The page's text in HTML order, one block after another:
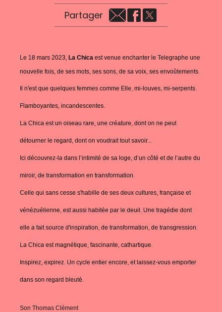
Partager
Le 18 mars 2023, La Chica est venue enchanter le Telegraphe une
nouvelle fois, de ses mots, ses sons, de sa voix, ses envoûtements.
Il n'est que quelques femmes comme Elle, mi-louves, mi-serpents.
Flamboyantes, incandescentes.
La Chica est un oiseau rare, une créature, dont on ne peut
détourner le regard, dont on voudrait tout savoir...
Ici découvrez-la dans l’intimité de sa loge, d’un côté et de l’autre du
miroir, de transformation en transformation.
Celle qui sans cesse s'habille de ses deux cultures, française et
vénézuélienne, est aussi habitée par le deuil. Une tragédie dont
elle a fait source d'inspiration, de transformation, de transgression.
La Chica est magnétique, fascinante, cathartique.
Inspirez, expirez. Un cycle entier encore, et laissez-vous emporter
dans son regard bleuté.
Son Thomas Clément